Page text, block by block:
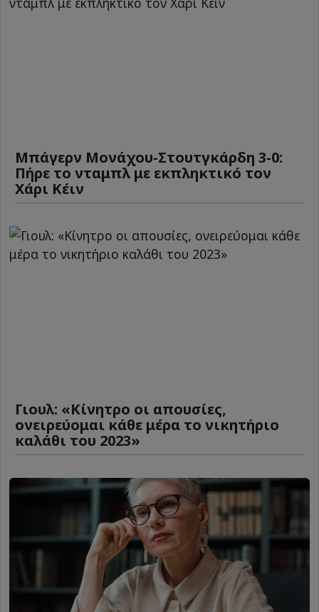
Μπάγερν Μονάχου-Στουτγκάρδη 3-0:
Πήρε το νταμπλ με εκπληκτικό τον
Χάρι Κέιν
Γιουλ: «Κίνητρο οι απουσίες,
ονειρεύομαι κάθε μέρα το νικητήριο
καλάθι του 2023»